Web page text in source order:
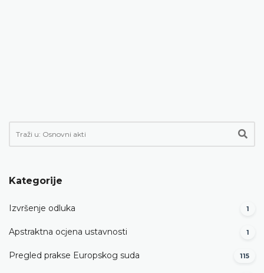
Kategorije
Izvršenje odluka 1
Apstraktna ocjena ustavnosti 1
Pregled prakse Europskog suda 115